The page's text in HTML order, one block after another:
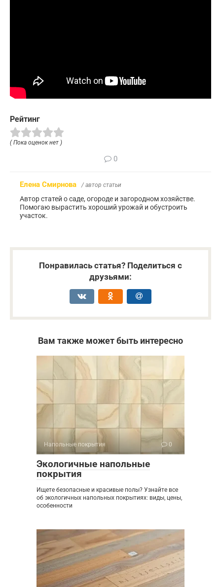
Рейтинг
( Пока оценок нет )
0
Елена Смирнова / автор статьи
Автор статей о саде, огороде и загородном хозяйстве.
Помогаю вырастить хороший урожай и обустроить
участок.
Понравилась статья? Поделиться с
друзьями:
Вам также может быть интересно
Напольные покрытия 0
Экологичные напольные
покрытия
Ищете безопасные и красивые полы? Узнайте все
об экологичных напольных покрытиях: виды, цены,
особенности